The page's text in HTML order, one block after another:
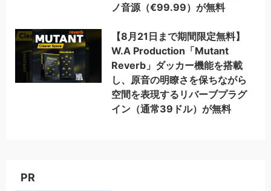
ノ音源（€99.99）が無料
【8月21日まで期間限定無料】
W.A Production「Mutant
Reverb」ダッカー機能を搭載
し、原音の明瞭さを保ちながら
空間を表現するリバーブプラグ
イン（通常39ドル）が無料
PR